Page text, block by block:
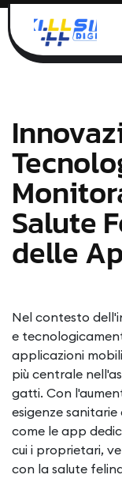
Salute
delle
Nel contesto
e
applicazioni
più centrale
gatti. Con
esigenze
come le app
cui i proprietari,
con la salute